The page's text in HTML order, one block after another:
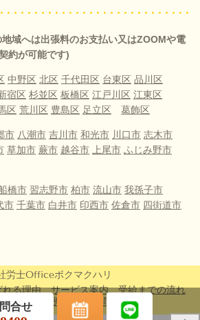
域へは出張料のお支払い又はZOOMや電
約が可能です)
中野区 北区 千代田区 台東区 品川区
宿区 杉並区 板橋区 江戸川区 江東区
区 荒川区 豊島区 足立区 葛飾区
市 八潮市 吉川市 和光市 川口市 志木市
草加市 蕨市 越谷市 上尾市 ふじみ野市
橋市 習志野市 柏市 流山市 我孫子市
市 千葉市 白井市 印西市 佐倉市 四街道市
労士Officeボクマクハリ
れる理由 サービス案内
受給までの流れ
声
事務所概要 お問合せ